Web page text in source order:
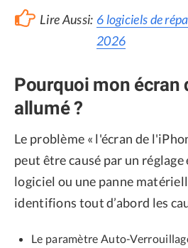
Lire Aussi: 6 logiciels de
2026
Pourquoi mon écran
allumé ?
Le problème « l'écran de
peut être causé par un
logiciel ou une panne
identifions tout d’abord les
Le paramètre Auto-